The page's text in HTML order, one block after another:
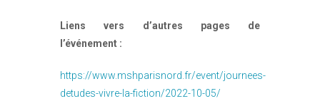
Liens vers d’autres pages de
l’événement :
https://www.mshparisnord.fr/event/journees-
detudes-vivre-la-fiction/2022-10-05/